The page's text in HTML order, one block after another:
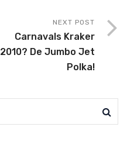
NEXT POST
Carnavals Kraker
2010? De Jumbo Jet
Polka!